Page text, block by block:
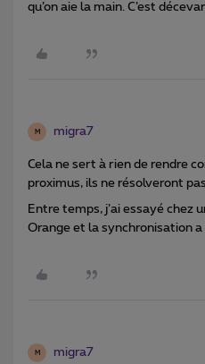
qu’on aie la main. C’est
M migra7
Cela ne sert à rien de rendre
proximus, ils ne résolveront
Entre temps, j’ai essayé chez
Orange et la synchronisation
M migra7